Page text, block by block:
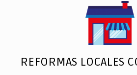
REFORMAS LOCALES